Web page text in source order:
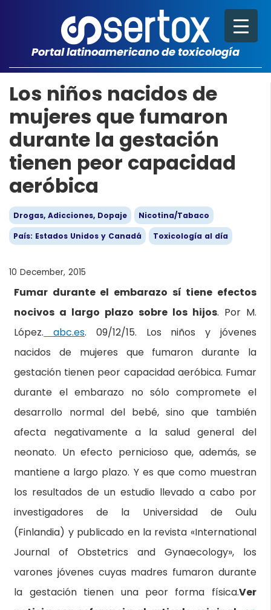
Portal latinoamericano de toxicología
Los niños nacidos de
mujeres que fumaron
durante la gestación
tienen peor capacidad
aeróbica
Drogas, Adicciones, Dopaje
Nicotina/Tabaco
País: Estados Unidos y Canadá
Toxicología al día
10 December, 2015
Fumar durante el embarazo sí tiene efectos
nocivos a largo plazo sobre los hijos. Por M.
López. abc.es. 09/12/15. Los niños y jóvenes
nacidos de mujeres que fumaron durante la
gestación tienen peor capacidad aeróbica. Fumar
durante el embarazo no sólo compromete el
desarrollo normal del bebé, sino que también
afecta negativamente a la salud general del
neonato. Un efecto pernicioso que, además, se
mantiene a largo plazo. Y es que como muestran
los resultados de un estudio llevado a cabo por
investigadores de la Universidad de Oulu
(Finlandia) y publicado en la revista «International
Journal of Obstetrics and Gynaecology», los
varones jóvenes cuyas madres fumaron durante
la gestación tienen una peor forma física.Ver